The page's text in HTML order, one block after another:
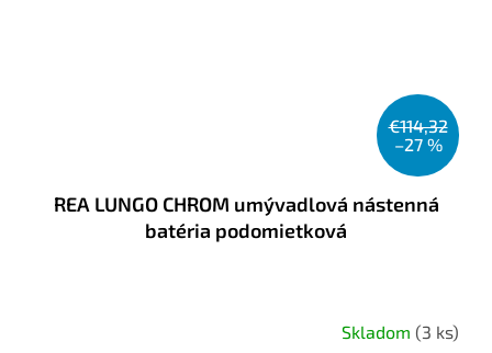
€114,32
–27 %
REA LUNGO CHROM umývadlová nástenná
batéria podomietková
Skladom (3 ks)